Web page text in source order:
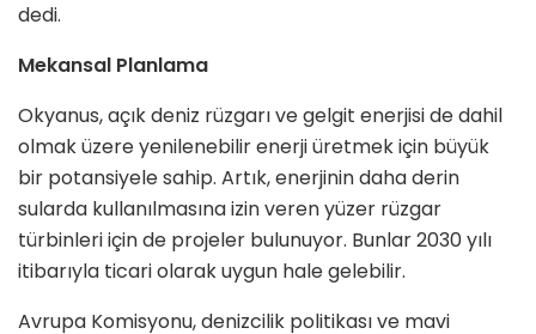
dedi.
Mekansal Planlama
Okyanus, açık deniz rüzgarı ve gelgit enerjisi de dahil
olmak üzere yenilenebilir enerji üretmek için büyük
bir potansiyele sahip. Artık, enerjinin daha derin
sularda kullanılmasına izin veren yüzer rüzgar
türbinleri için de projeler bulunuyor. Bunlar 2030 yılı
itibarıyla ticari olarak uygun hale gelebilir.
Avrupa Komisyonu, denizcilik politikası ve mavi